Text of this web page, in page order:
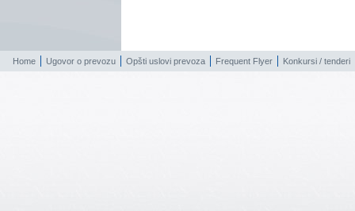
Home Ugovor o prevozu Opšti uslovi prevoza Frequent Flyer Konkursi / tenderi